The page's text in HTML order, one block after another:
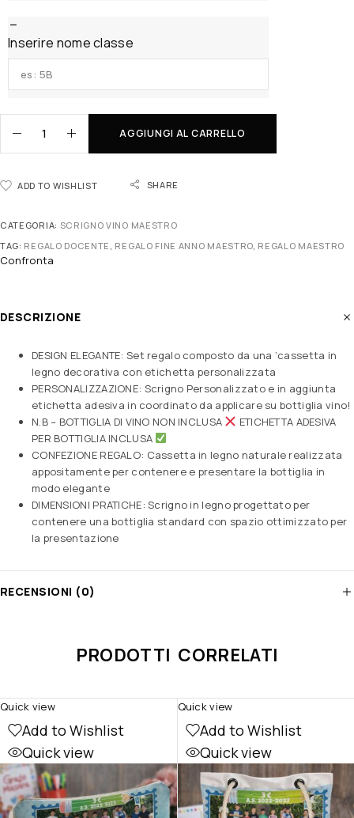
Inserire nome classe
AGGIUNGI AL CARRELLO
ADD TO WISHLIST SHARE
CATEGORIA: SCRIGNO VINO MAESTRO
TAG: REGALO DOCENTE REGALO FINE ANNO MAESTRO, REGALO MAESTRO
Confronta
DESCRIZIONE
DESIGN ELEGANTE: Set regalo composto da una ‘cassetta in
legno decorativa con etichetta personalizzata
PERSONALIZZAZIONE: Scrigno Personalizzato e in aggiunta
etichetta adesiva in coordinato da applicare su bottiglia vino!
N.B – BOTTIGLIA DI VINO NON INCLUSA
ETICHETTA ADESIVA
PER BOTTIGLIA INCLUSA
CONFEZIONE REGALO: Cassetta in legno naturale realizzata
appositamente per contenere e presentare la bottiglia in
modo elegante
DIMENSIONI PRATICHE: Scrigno in legno progettato per
contenere una bottiglia standard con spazio ottimizzato per
la presentazione
RECENSIONI (0)
PRODOTTI CORRELATI
Add to Wishlist
Quick view
Quick view
Add to Wishlist
Quick view
Quick view